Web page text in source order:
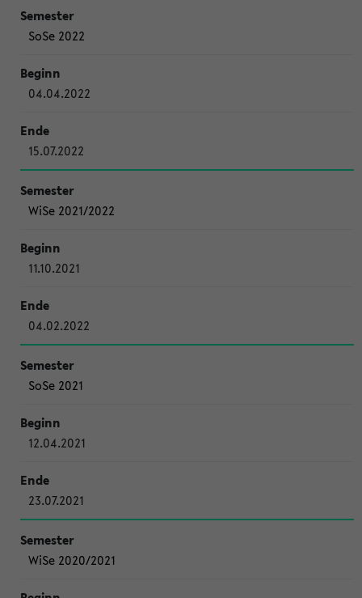
SoSe 2022
04.04.2022
15.07.2022
WiSe 2021/2022
11.10.2021
04.02.2022
SoSe 2021
12.04.2021
23.07.2021
WiSe 2020/2021